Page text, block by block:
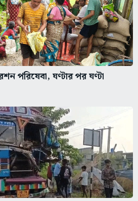
পরিষেবা, ঘণ্টার পর ঘণ্টা